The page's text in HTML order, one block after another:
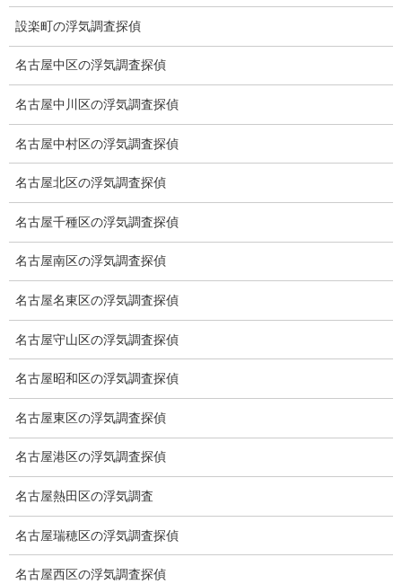
お知らせ (1)
ご挨拶
システム
クーリング・オフ
ワンストップサービス
アフターフォロー
ミライリサーチのお約束
当社のこだわり
契約後の安心と信頼
顧問弁護士のご案内
委任契約
低料金の理由
スキルの高さ＝高額料金？
設楽町の浮気調査探偵
名古屋中区の浮気調査探偵
名古屋中川区の浮気調査探偵
名古屋中村区の浮気調査探偵
名古屋北区の浮気調査探偵
名古屋千種区の浮気調査探偵
名古屋南区の浮気調査探偵
名古屋名東区の浮気調査探偵
名古屋守山区の浮気調査探偵
名古屋昭和区の浮気調査探偵
名古屋東区の浮気調査探偵
名古屋港区の浮気調査探偵
名古屋熱田区の浮気調査
名古屋瑞穂区の浮気調査探偵
名古屋西区の浮気調査探偵